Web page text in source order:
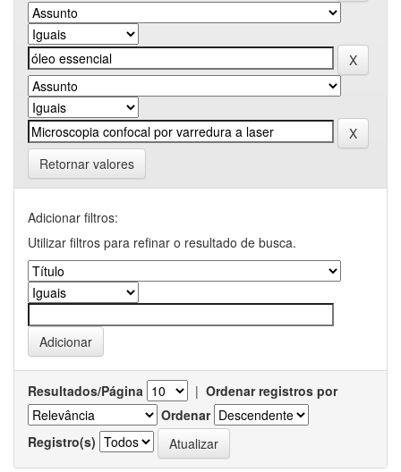
Retornar valores
Adicionar filtros:
Utilizar filtros para refinar o resultado de busca.
Resultados/Página | Ordenar registros por
Ordenar
Registro(s)